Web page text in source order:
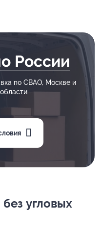
России
по СВАО, Москве и
угловых